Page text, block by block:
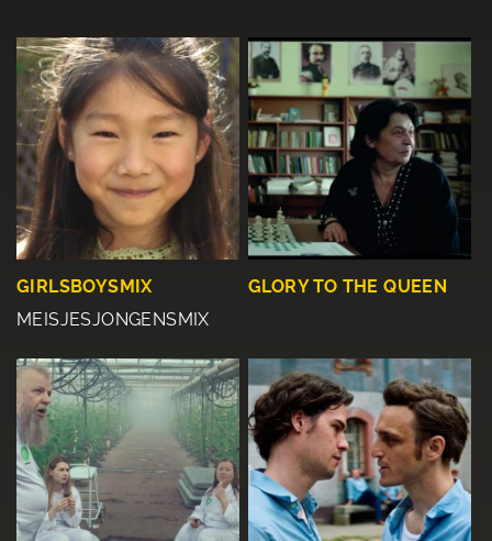
GIRLSBOYSMIX
MEISJESJONGENSMIX
GLORY TO THE QUEEN